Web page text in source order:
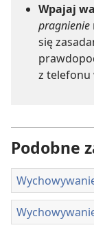
Wpajaj
pragnienie
się
z telefonu
Podobne